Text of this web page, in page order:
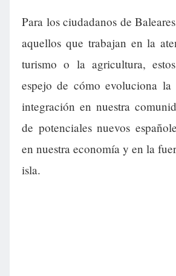
Para los ciudadanos de
aquellos que trabajan en la
turismo o la agricultura,
espejo de cómo evoluciona
integración en nuestra
de potenciales nuevos
en nuestra economía y en la
isla.